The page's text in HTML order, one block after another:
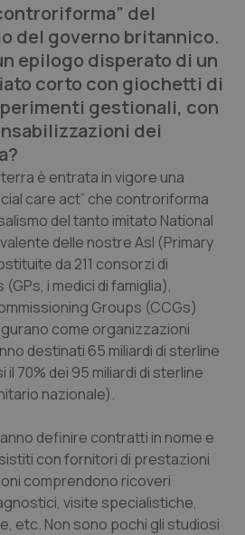
del
del governo britannico.
epilogo disperato di un
corto con giochetti di
gestionali, con
dei
è entrata in vigore una
care act” che controriforma
del tanto imitato National
delle nostre Asl (Primary
da 211 consorzi di
i medici di famiglia),
Groups (CCGs)
come organizzazioni
destinati 65 miliardi di sterline
il 70% dei 95 miliardi di sterline
nazionale).
definire contratti in nome e
con fornitori di prestazioni
comprendono ricoveri
visite specialistiche,
etc. Non sono pochi gli studiosi